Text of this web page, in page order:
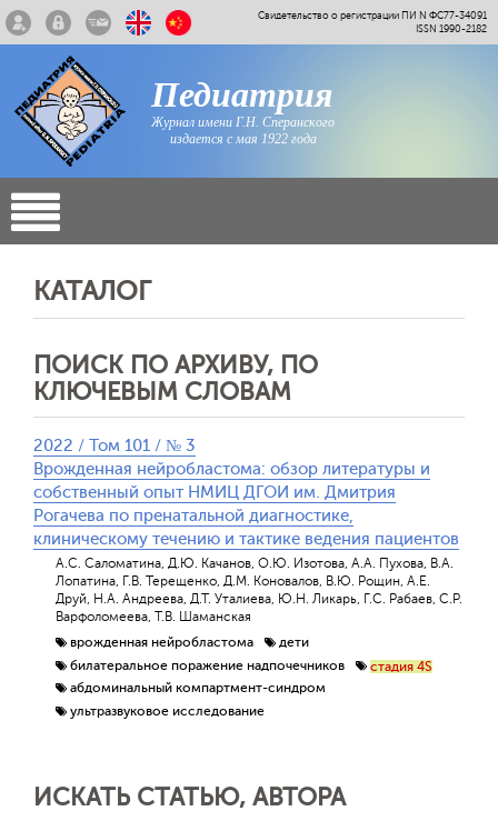
Свидетельство о регистрации ПИ N ФС77-34091
ISSN 1990-2182
Педиатрия
Журнал имени Г.Н. Сперанского
издается с мая 1922 года
КАТАЛОГ
ПОИСК ПО АРХИВУ, ПО
КЛЮЧЕВЫМ СЛОВАМ
2022 / Том 101 / № 3
Врожденная нейробластома: обзор литературы и
собственный опыт НМИЦ ДГОИ им. Дмитрия
Рогачева по пренатальной диагностике,
клиническому течению и тактике ведения пациентов
А.С. Саломатина, Д.Ю. Качанов, О.Ю. Изотова, А.А. Пухова, В.А.
Лопатина, Г.В. Терещенко, Д.М. Коновалов, В.Ю. Рощин, А.Е.
Друй, Н.А. Андреева, Д.Т. Уталиева, Ю.Н. Ликарь, Г.С. Рабаев, С.Р.
Варфоломеева, Т.В. Шаманская
врожденная нейробластома
дети
билатеральное поражение надпочечников
стадия 4S
абдоминальный компартмент-синдром
ультразвуковое исследование
ИСКАТЬ СТАТЬЮ, АВТОРА